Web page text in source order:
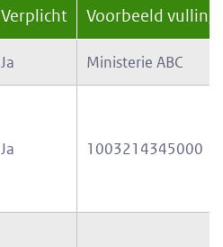
Verplicht Voorbeeld vulling
Ja Ministerie ABC
Ja 1003214345000